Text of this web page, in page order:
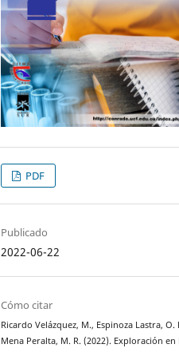
PDF
Publicado
2022-06-22
Cómo citar
Ricardo Velázquez, M., Espinoza Lastra, O.
Mena Peralta, M. R. (2022). Exploración en